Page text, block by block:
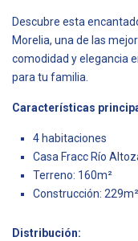
Descubre esta
Morelia, una de las
comodidad y elegancia
para tu familia.
Características
4 habitaciones
Casa Fracc Río
Terreno: 160m²
Construcción: 229m²
Distribución: